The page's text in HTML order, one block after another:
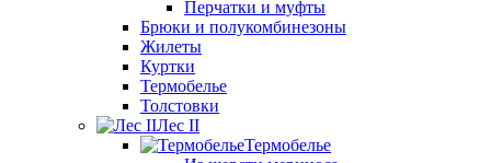
Перчатки и муфты
Брюки и полукомбинезоны
Жилеты
Куртки
Термобелье
Толстовки
Лес II
Термобелье